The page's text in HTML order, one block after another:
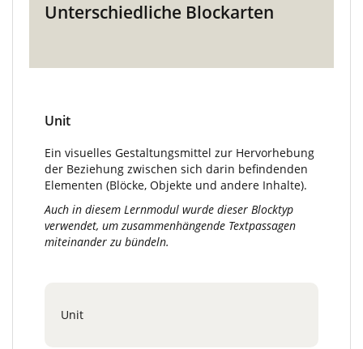
Unterschiedliche Blockarten
Unit
Ein visuelles Gestaltungsmittel zur Hervorhebung
der Beziehung zwischen sich darin befindenden
Elementen (Blöcke, Objekte und andere Inhalte).
Auch in diesem Lernmodul wurde dieser Blocktyp
verwendet, um zusammenhängende Textpassagen
miteinander zu bündeln.
Unit